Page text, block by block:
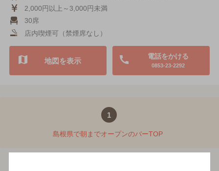
2,000円以上～3,000円未満
30席
店内喫煙可（禁煙席なし）
電話をかける
0853-23-2292
地図を表示
1
島根県で朝までオープンのバーTOP